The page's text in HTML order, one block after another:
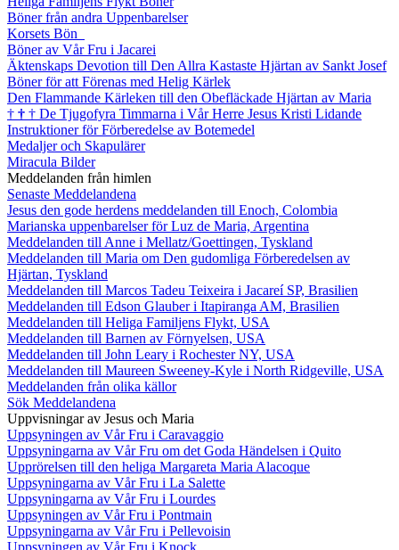
Böner från andra Uppenbarelser
Korsets Bön
Böner av Vår Fru i Jacarei
Äktenskaps Devotion till Den Allra Kastaste Hjärtan av Sankt Josef
Böner för att Förenas med Helig Kärlek
Den Flammande Kärleken till den Obefläckade Hjärtan av Maria
† † † De Tjugofyra Timmarna i Vår Herre Jesus Kristi Lidande
Instruktioner för Förberedelse av Botemedel
Medaljer och Skapulärer
Miracula Bilder
Meddelanden från himlen
Senaste Meddelandena
Jesus den gode herdens meddelanden till Enoch, Colombia
Marianska uppenbarelser för Luz de Maria, Argentina
Meddelanden till Anne i Mellatz/Goettingen, Tyskland
Meddelanden till Maria om Den gudomliga Förberedelsen av
Hjärtan, Tyskland
Meddelanden till Marcos Tadeu Teixeira i Jacareí SP, Brasilien
Meddelanden till Edson Glauber i Itapiranga AM, Brasilien
Meddelanden till Heliga Familjens Flykt, USA
Meddelanden till Barnen av Förnyelsen, USA
Meddelanden till John Leary i Rochester NY, USA
Meddelanden till Maureen Sweeney-Kyle i North Ridgeville, USA
Meddelanden från olika källor
Sök Meddelandena
Uppvisningar av Jesus och Maria
Uppsyningen av Vår Fru i Caravaggio
Uppsyningarna av Vår Fru om det Goda Händelsen i Quito
Upprörelsen till den heliga Margareta Maria Alacoque
Uppsyningarna av Vår Fru i La Salette
Uppsyningarna av Vår Fru i Lourdes
Uppsyningen av Vår Fru i Pontmain
Uppsyningarna av Vår Fru i Pellevoisin
Uppsyningen av Vår Fru i Knock